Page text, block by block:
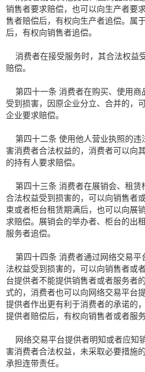
销售者要求赔偿，也可以向生产者要
售者赔偿后，有权向生产者追偿。属
后，有权向销售者追偿。
消费者在接受服务时，其合法权益
赔偿。
第四十一条 消费者在购买、使用商
受到损害，因原企业分立、合并的，
企业要求赔偿。
第四十二条 使用他人营业执照的违
害消费者合法权益的，消费者可以向
的持有人要求赔偿。
第四十三条 消费者在展销会、租赁
合法权益受到损害的，可以向销售者
束或者柜台租赁期满后，也可以向展
求赔偿。展销会的举办者、柜台的出
服务者追偿。
第四十四条 消费者通过网络交易平
法权益受到损害的，可以向销售者或
台提供者不能提供销售者或者服务者
式的，消费者也可以向网络交易平台
提供者作出更有利于消费者的承诺的
提供者赔偿后，有权向销售者或者服务
网络交易平台提供者明知或者应知
害消费者合法权益，未采取必要措施
承担连带责任。